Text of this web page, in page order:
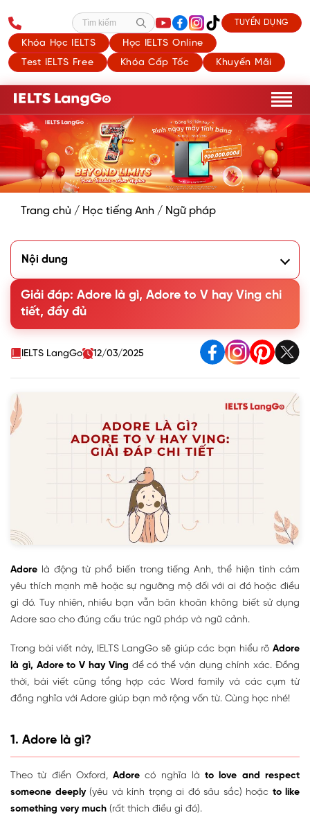
Khóa Học IELTS
Học IELTS Online
Test IELTS Free
Khóa Cấp Tốc Khuyến Mãi
Tìm kiếm TUYỂN DỤNG
Trang chủ / Học tiếng Anh / Ngữ pháp
Nội dung
2. Adore to V hay Ving? Cấu trúc thông dụng với Adore
3. Adore đi với giới từ gì?
4. Các cấu trúc đồng nghĩa với Adore
5. Bài tập thực hành cấu trúc Adore
Giải đáp: Adore là gì, Adore to V hay Ving chi
tiết, đầy đủ
IELTS LangGo 12/03/2025
Adore là động từ phổ biến trong tiếng Anh, thể hiện tình cảm
yêu thích mạnh mẽ hoặc sự ngưỡng mộ đối với ai đó hoặc điều
gì đó. Tuy nhiên, nhiều bạn vẫn băn khoăn không biết sử dụng
Adore sao cho đúng cấu trúc ngữ pháp và ngữ cảnh.
Trong bài viết này, IELTS LangGo sẽ giúp các bạn hiểu rõ Adore
là gì, Adore to V hay Ving để có thể vận dụng chính xác. Đồng
thời, bài viết cũng tổng hợp các Word family và các cụm từ
đồng nghĩa với Adore giúp bạn mở rộng vốn từ. Cùng học nhé!
1. Adore là gì?
Theo từ điển Oxford,Adorecó nghĩa làto love and respect
someone deeply(yêu và kính trọng ai đó sâu sắc) hoặc to like
something very much (rất thích điều gì đó).